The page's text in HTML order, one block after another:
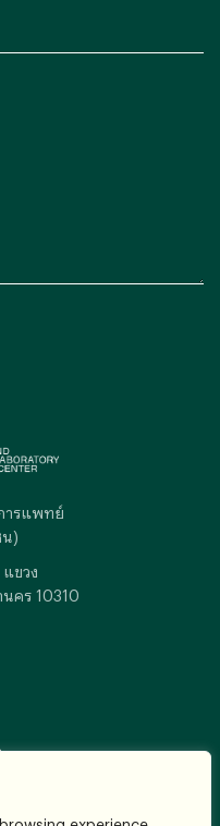
ารแพทย์
)
ขวง
คร 10310